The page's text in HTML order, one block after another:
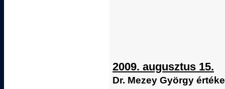
2009. augusztus 15.
Dr. Mezey György